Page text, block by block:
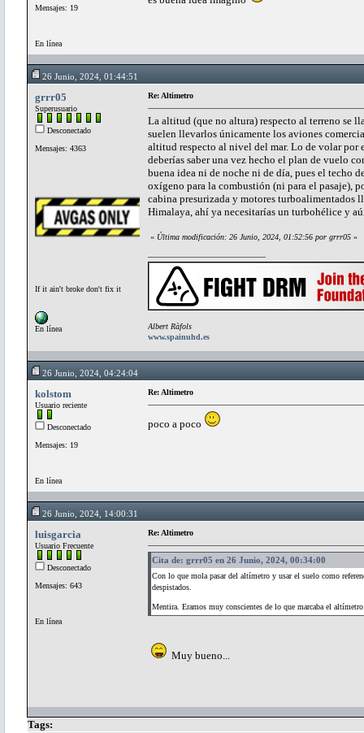
Mensajes: 19
En línea
26 Junio, 2024, 01:44:51
grrr05
Superusuario
Desconectado
Mensajes: 4363
If it ain't broke don't fix it
En línea
Re: Altimetro
La altitud (que no altura) respecto al terreno se
suelen llevarlos únicamente los aviones
altitud respecto al nivel del mar. Lo de volar por
deberías saber una vez hecho el plan de vuelo
buena idea ni de noche ni de día, pues el techo
oxígeno para la combustión (ni para el pasaje),
cabina presurizada y motores turboalimentados
Himalaya, ahí ya necesitarías un turbohélice y
« Última modificación: 26 Junio, 2024, 01:52:56 por grrr05 »
Albert Ràfols
www.spainuhd.es
26 Junio, 2024, 04:24:04
kolstom
Usuario reciente
Desconectado
Mensajes: 19
En línea
Re: Altimetro
poco a poco
26 Junio, 2024, 14:00:31
luisgarcia
Usuario Frecuente
Desconectado
Mensajes: 643
En línea
Re: Altimetro
Cita de: grrr05 en 26 Junio, 2024, 00:34:00
Con lo que mola pasar del altímetro y usar el suelo como
despistados.
Mentira. Eramos muy conscientes de lo que marcaba el
Muy bueno...
Tags: